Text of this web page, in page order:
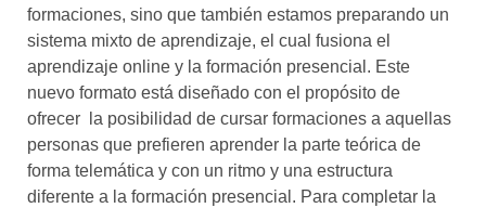
formaciones, sino que también estamos preparando un
sistema mixto de aprendizaje, el cual fusiona el
aprendizaje online y la formación presencial. Este
nuevo formato está diseñado con el propósito de
ofrecer la posibilidad de cursar formaciones a aquellas
personas que prefieren aprender la parte teórica de
forma telemática y con un ritmo y una estructura
diferente a la formación presencial. Para completar la